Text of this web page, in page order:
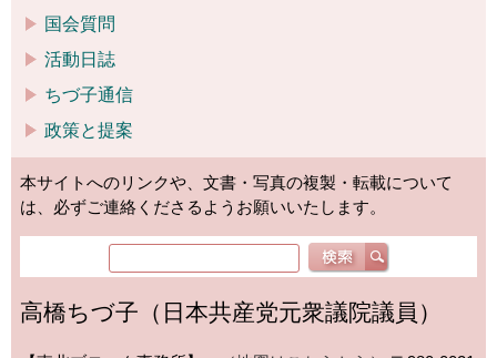
国会質問
活動日誌
ちづ子通信
政策と提案
本サイトへのリンクや、文書・写真の複製・転載について
は、必ずご連絡くださるようお願いいたします。
高橋ちづ子（日本共産党元衆議院議員）